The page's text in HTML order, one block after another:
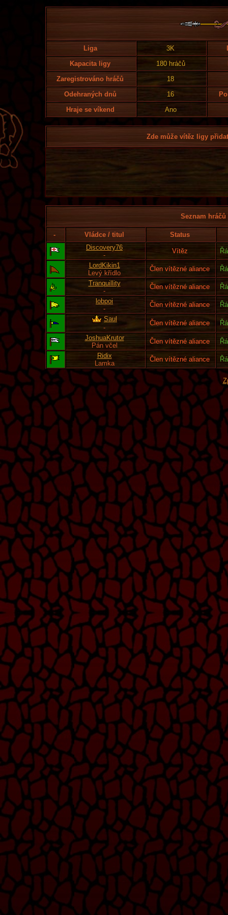
Liga 3K
Kapacita ligy
180 hráčů
Zaregistrováno hráčů
18
Odehraných dnů
16
Hraje se víkend
Ano
Zde může vítěz ligy
Seznam
- Vládce / titul
Status
Discovery76
-
Vítěz
LordKikin1
Levý křídlo
Člen vítězné aliance
Tranquillity
-
Člen vítězné aliance
lobpoi
-
Člen vítězné aliance
Saul
-
Člen vítězné aliance
JoshuaKrutor
Pán včel
Člen vítězné aliance
Ridix
Lamka
Člen vítězné aliance